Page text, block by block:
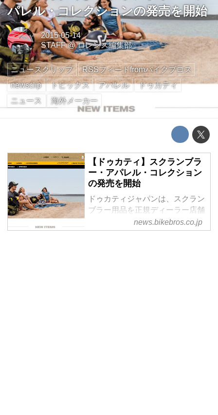
パレル・コレクションの発売を開始
2015-05-14
STAFF@ロレンス編集部
ニュースクリップ
RSSフィードfromバイクブロス
newsclip
トピックス アパレル
ドゥカティ
ニュース
海外メーカー
【ドゥカティ】スクランブラ
ー・アパレル・コレクション
の発売を開始
ドゥカティジャパンは、スクラン
ブラー用品を正規ディーラー店舗
及びオンラインショップで販売を
開始した
news.bikebros.co.jp